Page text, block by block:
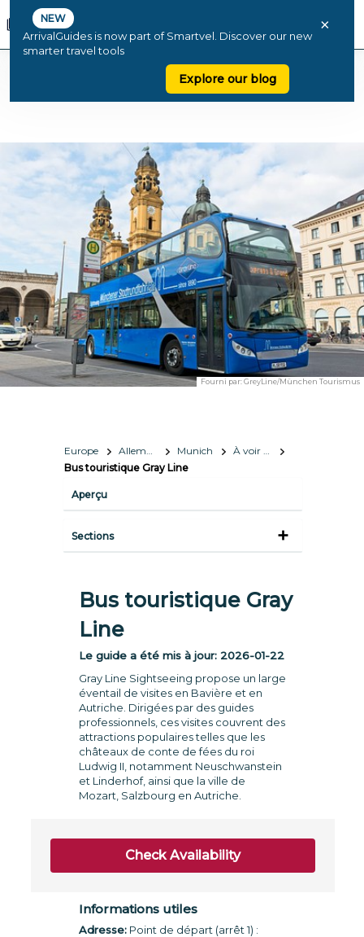
NEW
ArrivalGuides is now part of Smartvel. Discover our new
smarter travel tools
Explore our blog
×
Fourni par:GreyLine/München Tourismus
Europe Allemagne Munich
À voir et à faire
Bus touristique Gray Line
Aperçu
Sections
Bus touristique Gray
Line
Le guide a été mis à jour: 2026-01-22
Gray Line Sightseeing propose un large
éventail de visites en Bavière et en
Autriche. Dirigées par des guides
professionnels, ces visites couvrent des
attractions populaires telles que les
châteaux de conte de fées du roi
Ludwig II, notamment Neuschwanstein
et Linderhof, ainsi que la ville de
Mozart, Salzbourg en Autriche.
Informations utiles
Adresse:Point de départ (arrêt 1) :
Check Availability